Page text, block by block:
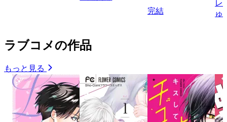
完結
レ
ゅ
ラブコメの作品
もっと見る